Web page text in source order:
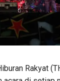
Rakyat